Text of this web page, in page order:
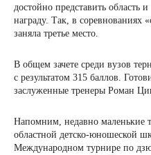
достойно представить область
награду. Так, в соревнованиях
заняла третье место.
В общем зачете среди вузов
с результатом 315 баллов.
заслуженные тренеры Роман
Напомним, недавно маленькие
областной детско-юношеской
Международном турнире по